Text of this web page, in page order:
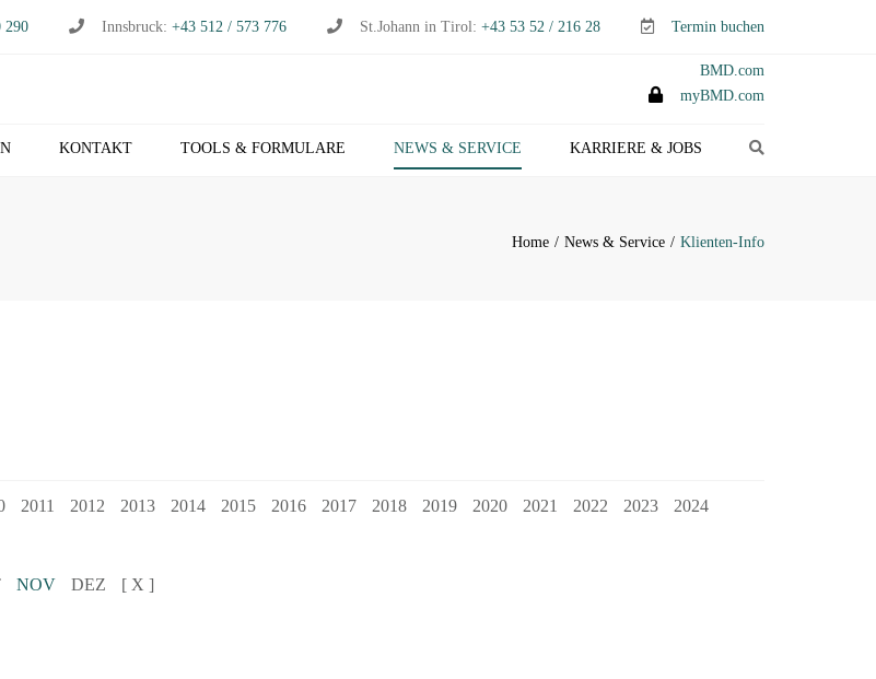
290 Innsbruck: +43 512 / 573 776 St.Johann in Tirol: +43 53 52 / 216 28 Termin buchen
BMD.com
myBMD.com
KONTAKT TOOLS & FORMULARE NEWS & SERVICE KARRIERE & JOBS
Home News & Service Klienten-Info
2011 2012 2013 2014 2015 2016 2017 2018 2019 2020 2021 2022 2023
2024
NOV DEZ [ X ]